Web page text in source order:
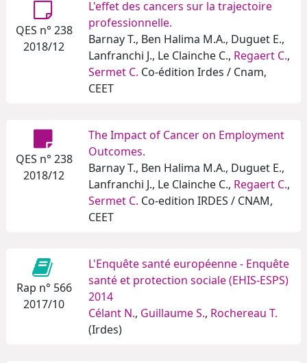
QES n° 238
2018/12
L'effet des cancers sur la trajectoire
professionnelle.
Barnay T., Ben Halima M.A., Duguet E.,
Lanfranchi J., Le Clainche C., Regaert C.,
Sermet C. Co-édition Irdes / Cnam,
CEET
QES n° 238
2018/12
The Impact of Cancer on Employment
Outcomes.
Barnay T., Ben Halima M.A., Duguet E.,
Lanfranchi J., Le Clainche C., Regaert C.,
Sermet C. Co-edition IRDES / CNAM,
CEET
Rap n° 566
2017/10
L'Enquête santé européenne - Enquête
santé et protection sociale (EHIS-ESPS)
2014
Célant N., Guillaume S., Rochereau T.
(Irdes)